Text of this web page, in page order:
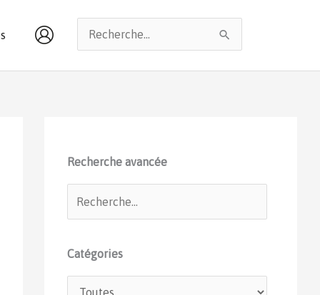
Rechercher :
Recherche avancée
Catégories